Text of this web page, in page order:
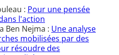
: Pour une pensée
l'action
Ben Nejma : Une analyse
mobilisées par des
résoudre des